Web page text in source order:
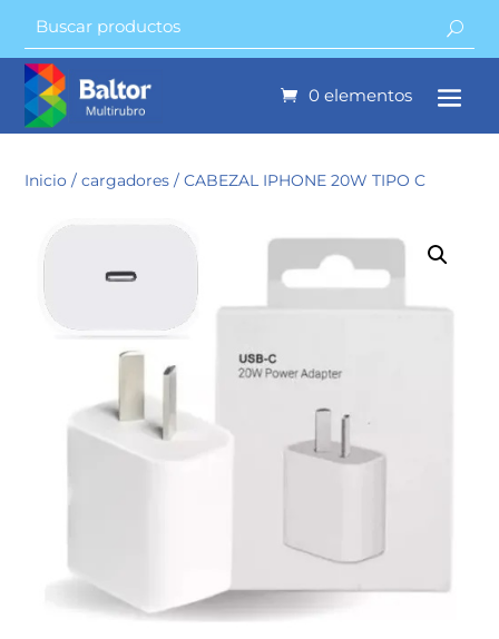
0 elementos
Inicio /cargadores / CABEZAL IPHONE 20W TIPO C